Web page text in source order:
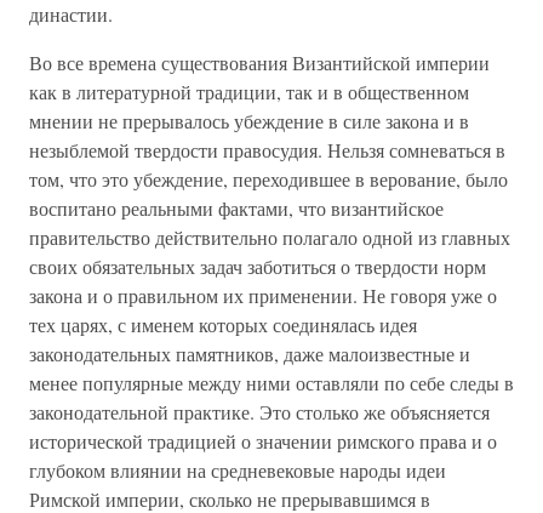
династии.
Во все времена существования Византийской империи
как в литературной традиции, так и в общественном
мнении не прерывалось убеждение в силе закона и в
незыблемой твердости правосудия. Нельзя сомневаться в
том, что это убеждение, переходившее в верование, было
воспитано реальными фактами, что византийское
правительство действительно полагало одной из главных
своих обязательных задач заботиться о твердости норм
закона и о правильном их применении. Не говоря уже о
тех царях, с именем которых соединялась идея
законодательных памятников, даже малоизвестные и
менее популярные между ними оставляли по себе следы в
законодательной практике. Это столько же объясняется
исторической традицией о значении римского права и о
глубоком влиянии на средневековые народы идеи
Римской империи, сколько не прерывавшимся в